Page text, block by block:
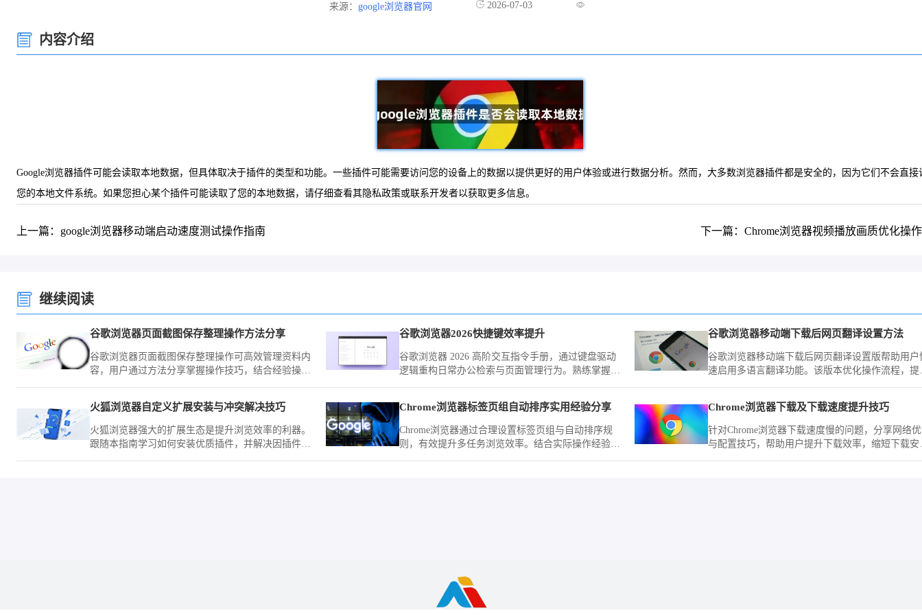
来源： google浏览器官网 2026-07-03
内容介绍
Google浏览器插件可能会读取本地数据，但具体取决于插件的类型和功能。一些插件可能需要访问您的设备上的数据以提供更好的用户体验或进行数据分析。然而，大多数浏览器插件都是安全的，因为它们不会直接
您的本地文件系统。如果您担心某个插件可能读取了您的本地数据，请仔细查看其隐私政策或联系开发者以获取更多信息。
上一篇：google浏览器移动端启动速度测试操作指南 下一篇：Chrome浏览器视频播放画质优化操
继续阅读
谷歌浏览器页面截图保存整理操作方法分享
谷歌浏览器页面截图保存整理操作可高效管理资料内
容，用户通过方法分享掌握操作技巧，结合经验操作
谷歌浏览器2026快捷键效率提升
谷歌浏览器 2026 高阶交互指令手册，通过键盘驱动
逻辑重构日常办公检索与页面管理行为。熟练掌握这
谷歌浏览器移动端下载后网页翻译设置方法
谷歌浏览器移动端下载后网页翻译设置版帮助用户
速启用多语言翻译功能。该版本优化操作流程，提
火狐浏览器自定义扩展安装与冲突解决技巧
火狐浏览器强大的扩展生态是提升浏览效率的利器。
跟随本指南学习如何安装优质插件，并解决因插件冲
Chrome浏览器标签页组自动排序实用经验分享
Chrome浏览器通过合理设置标签页组与自动排序规
则，有效提升多任务浏览效率。结合实际操作经验，
Chrome浏览器下载及下载速度提升技巧
针对Chrome浏览器下载速度慢的问题，分享网络
与配置技巧，帮助用户提升下载效率，缩短下载安